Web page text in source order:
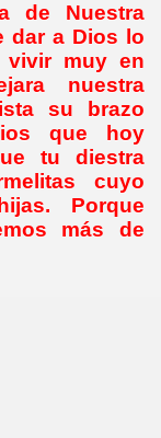
de Nuestra
dar a Dios lo
vivir muy en
nuestra
su brazo
que hoy
tu diestra
cuyo
Porque
más de